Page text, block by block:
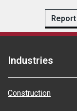
Industries
Construction